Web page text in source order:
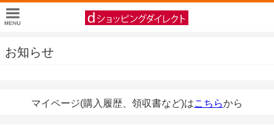
お知らせ
マイページ(購入履歴、領収書など)はこちらから